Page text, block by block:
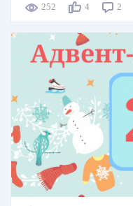
252 4 2